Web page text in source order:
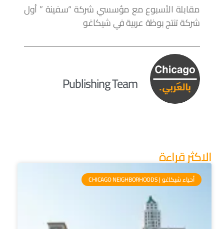
مقابلة الأسبوع مع مؤسسي شركة “سفينة ” أول
شركة تنتج بوظة عربية في شيكاغو
Publishing Team
الاكثر قراءة
أحياء شيكاغو | CHICAGO NEIGHBORHOODS